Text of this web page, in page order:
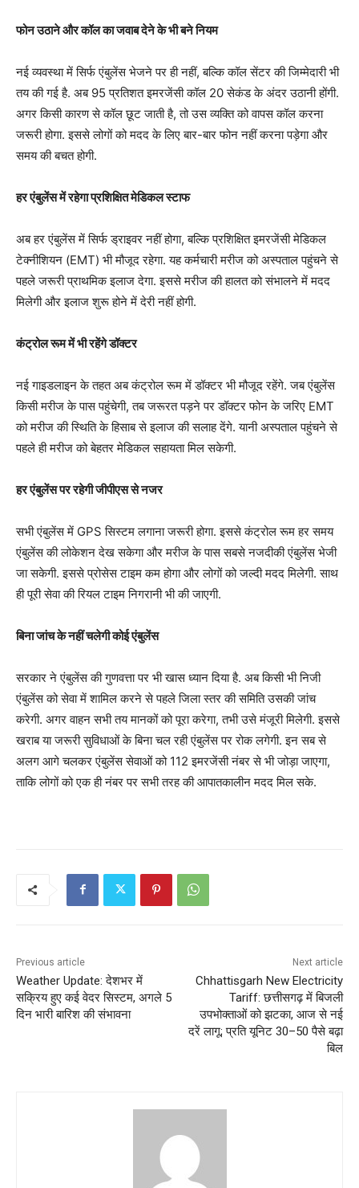
फोन उठाने और कॉल का जवाब देने के भी बने नियम
नई व्यवस्था में सिर्फ एंबुलेंस भेजने पर ही नहीं, बल्कि कॉल सेंटर की जिम्मेदारी भी
तय की गई है. अब 95 प्रतिशत इमरजेंसी कॉल 20 सेकंड के अंदर उठानी होंगी.
अगर किसी कारण से कॉल छूट जाती है, तो उस व्यक्ति को वापस कॉल करना
जरूरी होगा. इससे लोगों को मदद के लिए बार-बार फोन नहीं करना पड़ेगा और
समय की बचत होगी.
हर एंबुलेंस में रहेगा प्रशिक्षित मेडिकल स्टाफ
अब हर एंबुलेंस में सिर्फ ड्राइवर नहीं होगा, बल्कि प्रशिक्षित इमरजेंसी मेडिकल
टेक्नीशियन (EMT) भी मौजूद रहेगा. यह कर्मचारी मरीज को अस्पताल पहुंचने से
पहले जरूरी प्राथमिक इलाज देगा. इससे मरीज की हालत को संभालने में मदद
मिलेगी और इलाज शुरू होने में देरी नहीं होगी.
कंट्रोल रूम में भी रहेंगे डॉक्टर
नई गाइडलाइन के तहत अब कंट्रोल रूम में डॉक्टर भी मौजूद रहेंगे. जब एंबुलेंस
किसी मरीज के पास पहुंचेगी, तब जरूरत पड़ने पर डॉक्टर फोन के जरिए EMT
को मरीज की स्थिति के हिसाब से इलाज की सलाह देंगे. यानी अस्पताल पहुंचने से
पहले ही मरीज को बेहतर मेडिकल सहायता मिल सकेगी.
हर एंबुलेंस पर रहेगी जीपीएस से नजर
सभी एंबुलेंस में GPS सिस्टम लगाना जरूरी होगा. इससे कंट्रोल रूम हर समय
एंबुलेंस की लोकेशन देख सकेगा और मरीज के पास सबसे नजदीकी एंबुलेंस भेजी
जा सकेगी. इससे प्रोसेस टाइम कम होगा और लोगों को जल्दी मदद मिलेगी. साथ
ही पूरी सेवा की रियल टाइम निगरानी भी की जाएगी.
बिना जांच के नहीं चलेगी कोई एंबुलेंस
सरकार ने एंबुलेंस की गुणवत्ता पर भी खास ध्यान दिया है. अब किसी भी निजी
एंबुलेंस को सेवा में शामिल करने से पहले जिला स्तर की समिति उसकी जांच
करेगी. अगर वाहन सभी तय मानकों को पूरा करेगा, तभी उसे मंजूरी मिलेगी. इससे
खराब या जरूरी सुविधाओं के बिना चल रही एंबुलेंस पर रोक लगेगी. इन सब से
अलग आगे चलकर एंबुलेंस सेवाओं को 112 इमरजेंसी नंबर से भी जोड़ा जाएगा,
ताकि लोगों को एक ही नंबर पर सभी तरह की आपातकालीन मदद मिल सके.
Previous article
Weather Update: देशभर में
सक्रिय हुए कई वेदर सिस्टम, अगले 5
दिन भारी बारिश की संभावना
Next article
Chhattisgarh New Electricity
Tariff: छत्तीसगढ़ में बिजली
उपभोक्ताओं को झटका, आज से नई
दरें लागू; प्रति यूनिट 30–50 पैसे बढ़ा
बिल